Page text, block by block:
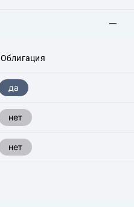
Облигация
да
нет
нет